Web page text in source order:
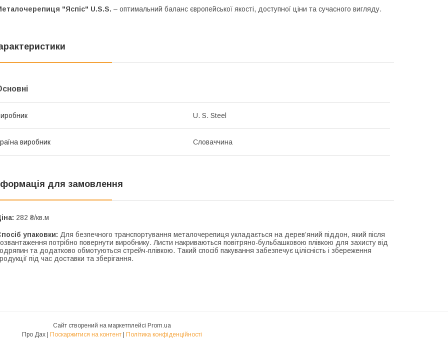
"Яспіс" U.S.S. – оптимальний баланс європейської якості, доступної ціни та сучасного вигляду.
U. S. Steel
виробник Словаччина
для замовлення
282 ₴/кв.м
упаковки: Для безпечного транспортування металочерепиця укладається на дерев’яний піддон, який після
потрібно повернути виробнику. Листи накриваються повітряно-бульбашковою плівкою для захисту від
та додатково обмотуються стрейч-плівкою. Такий спосіб пакування забезпечує цілісність і збереження
під час доставки та зберігання.
Сайт створений на маркетплейсі Prom.ua
Про Дах | Поскаржитися на контент | Політика конфіденційності